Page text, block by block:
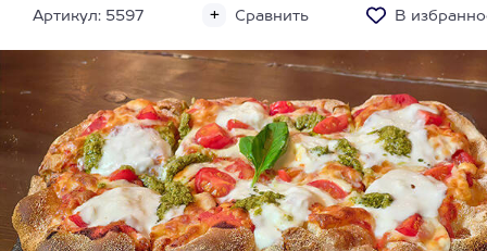
Артикул: 5597 Сравнить В